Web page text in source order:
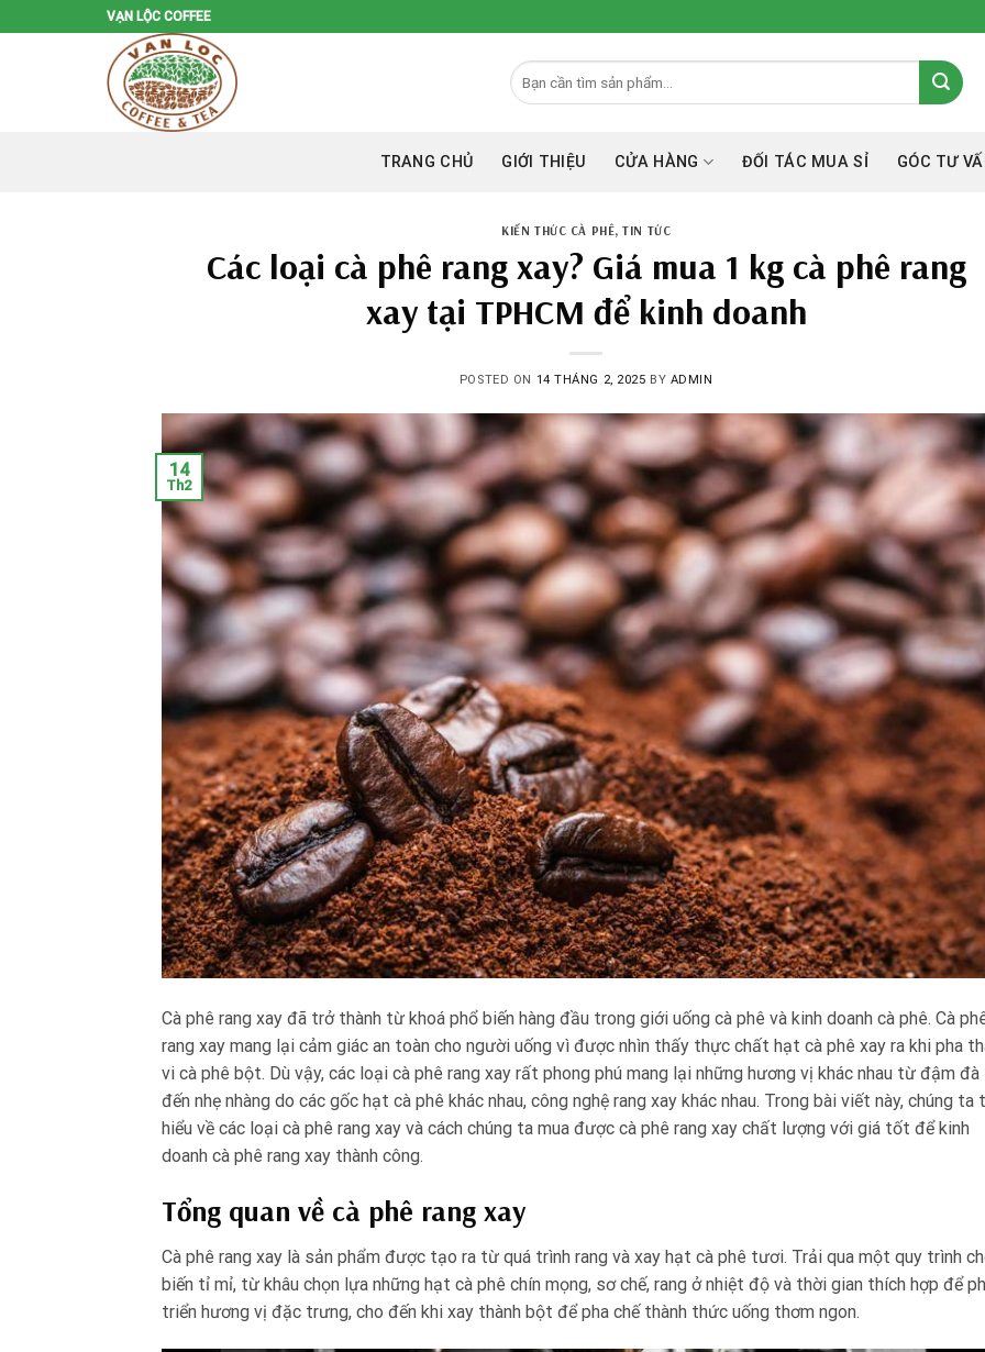
to
VẠN LỘC COFFEE
TRANG CHỦ GIỚI THIỆU CỬA HÀNG ĐỐI TÁC MUA SỈ GÓC TƯ
KIẾN THỨC CÀ PHÊ,TIN TỨC
Các loại cà phê rang xay? Giá mua 1 kg cà phê rang
xay tại TPHCM để kinh doanh
POSTED ON 14 THÁNG 2, 2025 BY ADMIN
14
Th2
Cà phê rang xay đã trở thành từ khoá phổ biến hàng đầu trong giới uống cà phê và kinh doanh cà phê. Cà
rang xay mang lại cảm giác an toàn cho người uống vì được nhìn thấy thực chất hạt cà phê xay ra khi pha
vi cà phê bột. Dù vậy, các loại cà phê rang xay rất phong phú mang lại những hương vị khác nhau từ đậm đà
đến nhẹ nhàng do các gốc hạt cà phê khác nhau, công nghệ rang xay khác nhau. Trong bài viết này, chúng ta
hiểu về các loại cà phê rang xay và cách chúng ta mua được cà phê rang xay chất lượng với giá tốt để kinh
doanh cà phê rang xay thành công.
Tổng quan về cà phê rang xay
Cà phê rang xay là sản phẩm được tạo ra từ quá trình rang và xay hạt cà phê tươi. Trải qua một quy trình
biến tỉ mỉ, từ khâu chọn lựa những hạt cà phê chín mọng, sơ chế, rang ở nhiệt độ và thời gian thích hợp để
triển hương vị đặc trưng, cho đến khi xay thành bột để pha chế thành thức uống thơm ngon.